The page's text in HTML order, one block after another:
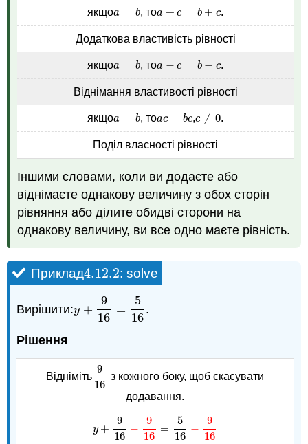
якщоa = b
a =b , тоa + c = b + c
a+c =b+c .
Додаткова властивість рівності
якщоa = b
a =b , тоa − c = b − c
a−c =b−c .
Віднімання властивості рівності
якщоa = b
a =b , тоac = bc
ac =b c ,c ≠ 0
c ≠0 .
Поділ власності рівності
Іншими словами, коли ви додаєте або
віднімаєте однакову величину з обох сторін
рівняння або ділите обидві сторони на
однакову величину, ви все одно маєте рівність.
Приклад4.12.2
4.12.2: solve
Вирішити:y +
9
16
=
5
16
y +9 16= 516 .
Рішення
Відніміть
9
16
916з кожного боку, щоб скасувати
додавання.
y +
9
16
−
9
16
=
5
16
−
9
16
y+9 16− 916=5 16 −916